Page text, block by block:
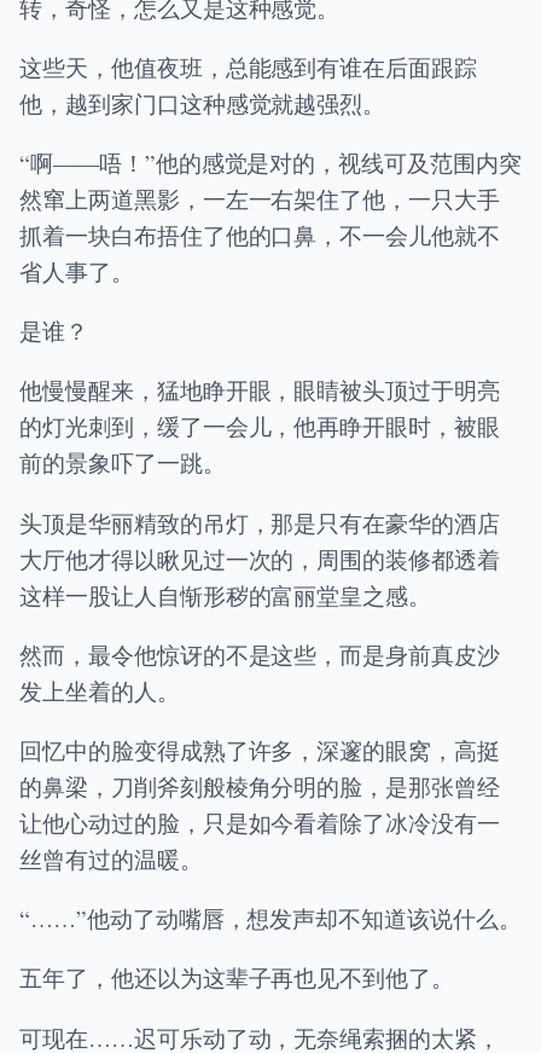
转，奇怪，怎么又是这种感觉。
这些天，他值夜班，总能感到有谁在后面跟踪
他，越到家门口这种感觉就越强烈。
“啊——唔！”他的感觉是对的，视线可及范围内突
然窜上两道黑影，一左一右架住了他，一只大手
抓着一块白布捂住了他的口鼻，不一会儿他就不
省人事了。
是谁？
他慢慢醒来，猛地睁开眼，眼睛被头顶过于明亮
的灯光刺到，缓了一会儿，他再睁开眼时，被眼
前的景象吓了一跳。
头顶是华丽精致的吊灯，那是只有在豪华的酒店
大厅他才得以瞅见过一次的，周围的装修都透着
这样一股让人自惭形秽的富丽堂皇之感。
然而，最令他惊讶的不是这些，而是身前真皮沙
发上坐着的人。
回忆中的脸变得成熟了许多，深邃的眼窝，高挺
的鼻梁，刀削斧刻般棱角分明的脸，是那张曾经
让他心动过的脸，只是如今看着除了冰冷没有一
丝曾有过的温暖。
“……”他动了动嘴唇，想发声却不知道该说什么。
五年了，他还以为这辈子再也见不到他了。
可现在……迟可乐动了动，无奈绳索捆的太紧，